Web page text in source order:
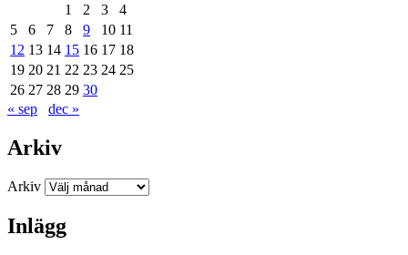
1 2 3
4
5
6 7 8 9 10 11
12 13 14 15 16 17 18
19 20 21 22 23 24 25
26 27 28 29 30
« sep
dec »
Arkiv
Arkiv
Inlägg